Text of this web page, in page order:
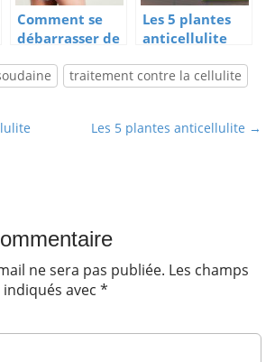
Comment se
débarrasser de
adipeuse?
Les 5 plantes
anticellulite
traitement contre la cellulite
Les 5 plantes anticellulite →
ne sera pas publiée. Les champs
avec *